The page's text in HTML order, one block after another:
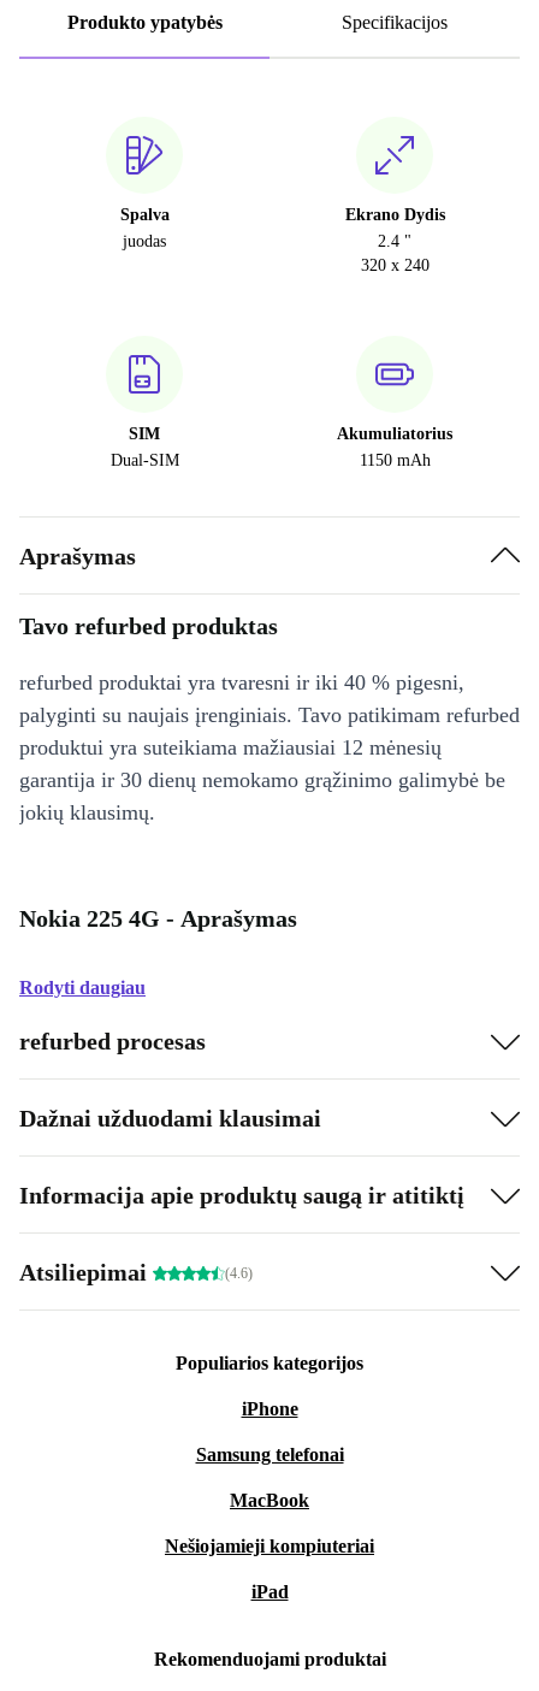
Produkto ypatybės Specifikacijos
Spalva
juodas
Ekrano Dydis
2.4 "
320 x 240
SIM
Dual-SIM
Akumuliatorius
1150 mAh
Aprašymas
Tavo refurbed produktas
refurbed produktai yra tvaresni ir iki 40 % pigesni,
palyginti su naujais įrenginiais. Tavo patikimam refurbed
produktui yra suteikiama mažiausiai 12 mėnesių
garantija ir 30 dienų nemokamo grąžinimo galimybė be
jokių klausimų.
Nokia 225 4G - Aprašymas
Rodyti daugiau
refurbed procesas
Dažnai užduodami klausimai
Informacija apie produktų saugą ir atitiktį
Atsiliepimai (4.6)
Populiarios kategorijos
iPhone
Samsung telefonai
MacBook
Nešiojamieji kompiuteriai
iPad
Rekomenduojami produktai